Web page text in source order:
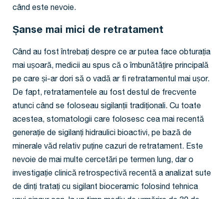
când este nevoie.
Șanse mai mici de retratament
Când au fost întrebați despre ce ar putea face obturația
mai ușoară, medicii au spus că o îmbunătățire principală
pe care și-ar dori să o vadă ar fi retratamentul mai ușor.
De fapt, retratamentele au fost destul de frecvente
atunci când se foloseau sigilanții tradiționali. Cu toate
acestea, stomatologii care folosesc cea mai recentă
generație de sigilanți hidraulici bioactivi, pe bază de
minerale văd relativ puține cazuri de retratament. Este
nevoie de mai multe cercetări pe termen lung, dar o
investigație clinică retrospectivă recentă a analizat sute
de dinți tratați cu sigilant bioceramic folosind tehnica